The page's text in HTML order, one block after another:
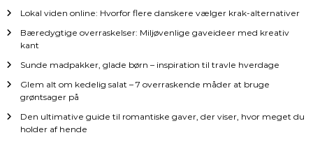
v
i
a
Lokal viden online: Hvorfor flere danskere vælger krak-alternativer
Bæredygtige overraskelser: Miljøvenlige gaveideer med kreativ
kant
Sunde madpakker, glade børn – inspiration til travle hverdage
Glem alt om kedelig salat – 7 overraskende måder at bruge
grøntsager på
Den ultimative guide til romantiske gaver, der viser, hvor meget du
holder af hende